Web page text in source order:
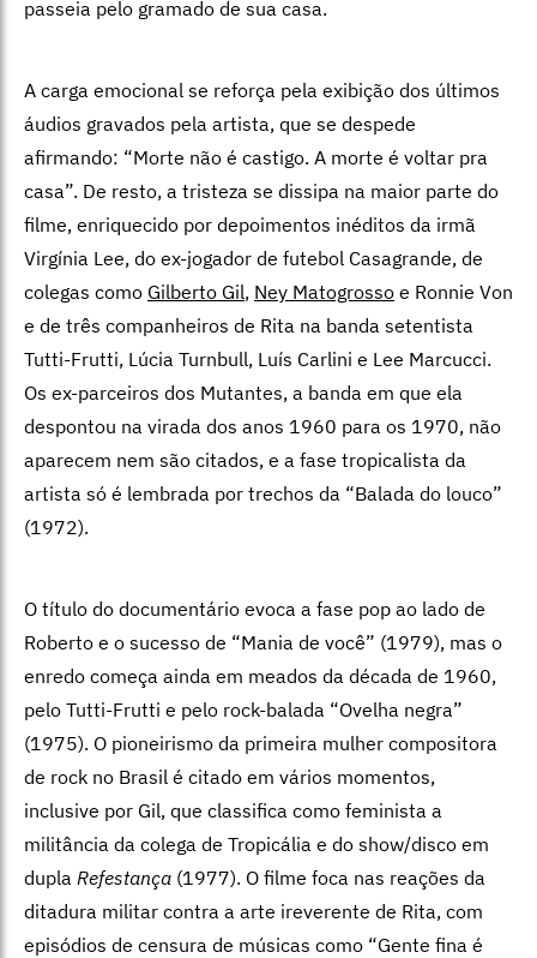
passeia pelo gramado de sua casa.
A carga emocional se reforça pela exibição dos últimos
áudios gravados pela artista, que se despede
afirmando: “Morte não é castigo. A morte é voltar pra
casa”. De resto, a tristeza se dissipa na maior parte do
filme, enriquecido por depoimentos inéditos da irmã
Virgínia Lee, do ex-jogador de futebol Casagrande, de
colegas como Gilberto Gil, Ney Matogrosso e Ronnie Von
e de três companheiros de Rita na banda setentista
Tutti-Frutti, Lúcia Turnbull, Luís Carlini e Lee Marcucci.
Os ex-parceiros dos Mutantes, a banda em que ela
despontou na virada dos anos 1960 para os 1970, não
aparecem nem são citados, e a fase tropicalista da
artista só é lembrada por trechos da “Balada do louco”
(1972).
O título do documentário evoca a fase pop ao lado de
Roberto e o sucesso de “Mania de você” (1979), mas o
enredo começa ainda em meados da década de 1960,
pelo Tutti-Frutti e pelo rock-balada “Ovelha negra”
(1975). O pioneirismo da primeira mulher compositora
de rock no Brasil é citado em vários momentos,
inclusive por Gil, que classifica como feminista a
militância da colega de Tropicália e do show/disco em
dupla Refestança (1977). O filme foca nas reações da
ditadura militar contra a arte ireverente de Rita, com
episódios de censura de músicas como “Gente fina é